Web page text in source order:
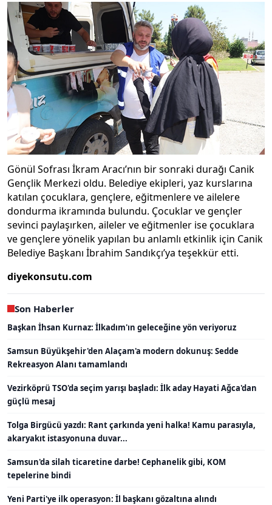
Gönül Sofrası İkram Aracı’nın bir sonraki durağı Canik
Gençlik Merkezi oldu. Belediye ekipleri, yaz kurslarına
katılan çocuklara, gençlere, eğitmenlere ve ailelere
dondurma ikramında bulundu. Çocuklar ve gençler
sevinci paylaşırken, aileler ve eğitmenler ise çocuklara
ve gençlere yönelik yapılan bu anlamlı etkinlik için Canik
Belediye Başkanı İbrahim Sandıkçı’ya teşekkür etti.
diyekonsutu.com
Son Haberler
Başkan İhsan Kurnaz: İlkadım'ın geleceğine yön veriyoruz
Samsun Büyükşehir'den Alaçam'a modern dokunuş: Sedde
Rekreasyon Alanı tamamlandı
Vezirköprü TSO'da seçim yarışı başladı: İlk aday Hayati Ağca'dan
güçlü mesaj
Tolga Birgücü yazdı: Rant çarkında yeni halka! Kamu parasıyla,
akaryakıt istasyonuna duvar...
Samsun'da silah ticaretine darbe! Cephanelik gibi, KOM
tepelerine bindi
Yeni Parti'ye ilk operasyon: İl başkanı gözaltına alındı